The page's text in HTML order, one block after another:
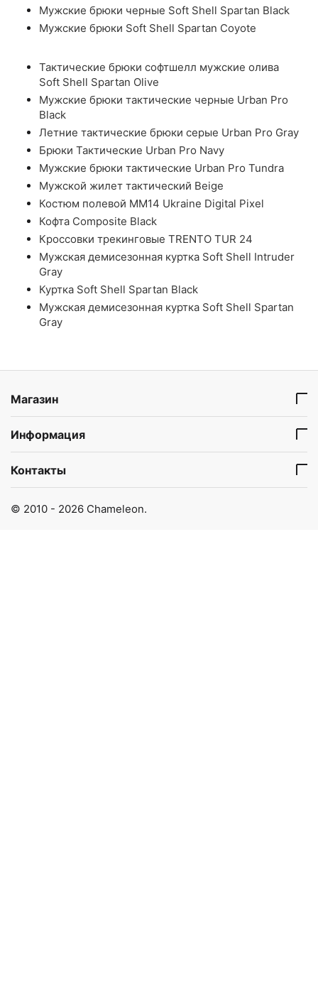
Мужские брюки черные Soft Shell Spartan Black
Мужские брюки Soft Shell Spartan Coyote
Тактические брюки софтшелл мужские олива
Soft Shell Spartan Olive
Мужские брюки тактические черные Urban Pro
Black
Летние тактические брюки серые Urban Pro Gray
Брюки Тактические Urban Pro Navy
Мужские брюки тактические Urban Pro Tundra
Мужской жилет тактический Beige
Костюм полевой ММ14 Ukraine Digital Pixel
Кофта Composite Black
Кроссовки трекинговые TRENTO TUR 24
Мужская демисезонная куртка Soft Shell Intruder
Gray
Куртка Soft Shell Spartan Black
Мужская демисезонная куртка Soft Shell Spartan
Gray
Магазин
Информация
Контакты
© 2010 - 2026 Chameleon.